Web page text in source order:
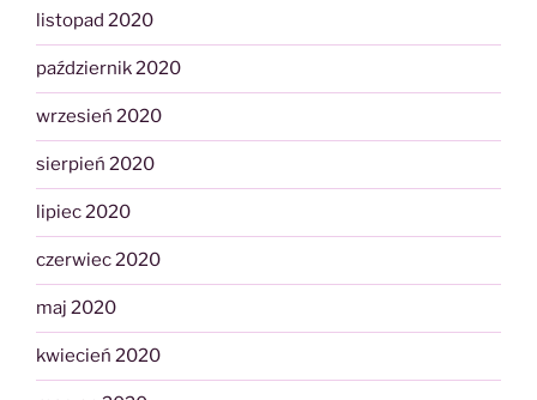
listopad 2020
październik 2020
wrzesień 2020
sierpień 2020
lipiec 2020
czerwiec 2020
maj 2020
kwiecień 2020